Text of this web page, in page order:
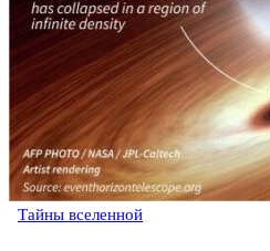
Тайны вселенной